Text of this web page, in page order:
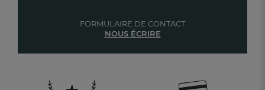
FORMULAIRE DE CONTACT
NOUS ÉCRIRE